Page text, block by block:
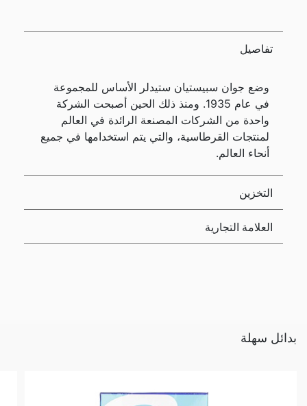
تفاصيل
وضع جوان سبيستيان ستيدلر الأساس للمجموعة
في عام 1935. ومنذ ذلك الحين أصبحت الشركة
واحدة من الشركات المصنعة الرائدة في العالم
لمنتجات القرطاسية، والتي يتم استخدامها في جميع
أنحاء العالم.
التخزين
العلامة التجارية
بدائل سهلة